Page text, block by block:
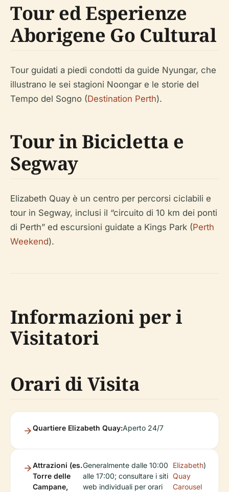
Tour ed Esperienze
Aborigene Go Cultural
Tour guidati a piedi condotti da guide Nyungar, che
illustrano le sei stagioni Noongar e le storie del
Tempo del Sogno (Destination Perth).
Tour in Bicicletta e
Segway
Elizabeth Quay è un centro per percorsi ciclabili e
tour in Segway, inclusi il “circuito di 10 km dei ponti
di Perth” ed escursioni guidate a Kings Park (Perth
Weekend).
Informazioni per i
Visitatori
Orari di Visita
Quartiere Elizabeth Quay:Aperto 24/7
Attrazioni (es.
Torre delle
Campane,
Generalmente dalle 10:00
alle 17:00; consultare i siti
web individuali per orari
Elizabeth
Quay
Carousel
)